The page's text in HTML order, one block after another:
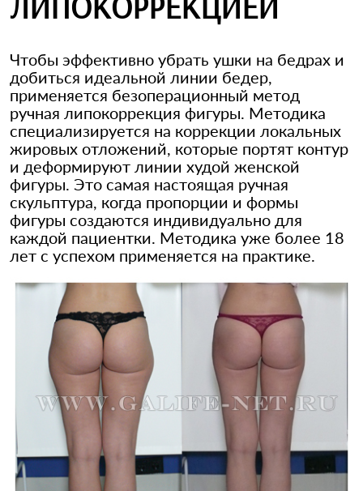
Чтобы эффективно убрать ушки на бедрах и
добиться идеальной линии бедер,
применяется безоперационный метод
ручная липокоррекция фигуры. Методика
специализируется на коррекции локальных
жировых отложений, которые портят контур
и деформируют линии худой женской
фигуры. Это самая настоящая ручная
скульптура, когда пропорции и формы
фигуры создаются индивидуально для
каждой пациентки. Методика уже более 18
лет с успехом применяется на практике.